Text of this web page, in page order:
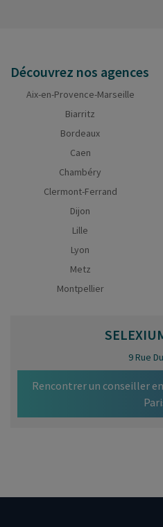
Découvrez nos agences
Aix-en-Provence-Marseille
Biarritz
Bordeaux
Caen
Chambéry
Clermont-Ferrand
Dijon
Lille
Lyon
Metz
Montpellier
9 Rue
Rencontrer un conseiller